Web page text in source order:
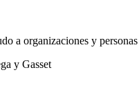
a organizaciones y
y Gasset